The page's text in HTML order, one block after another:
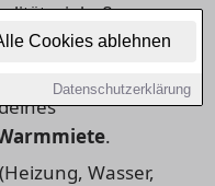
Cookies ablehnen
Datenschutzerklärung
.
Wasser,